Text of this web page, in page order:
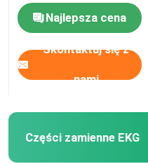
Najlepsza cena
Skontaktuj się z
nami
Części zamienne EKG